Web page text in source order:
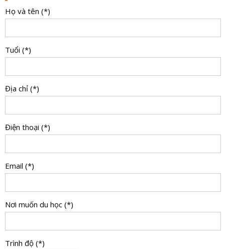
Họ và tên (*)
Tuổi (*)
Địa chỉ (*)
Điện thoại (*)
Email (*)
Nơi muốn du học (*)
Trình độ (*)